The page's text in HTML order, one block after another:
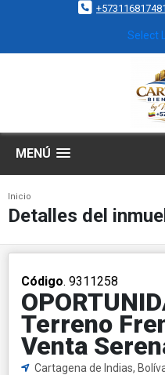
+573116817481
Select
MENÚ
Inicio
Detalles del
Código. 9311258
Terreno
Venta
Cartagena de Indias,